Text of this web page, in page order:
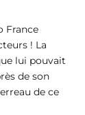
France
! La
lui pouvait
de son
de ce